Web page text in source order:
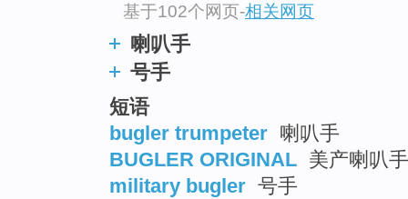
基于102个网页-相关网页
喇叭手
号手
短语
bugler trumpeter 喇叭手
BUGLER ORIGINAL 美产喇叭
military bugler 号手